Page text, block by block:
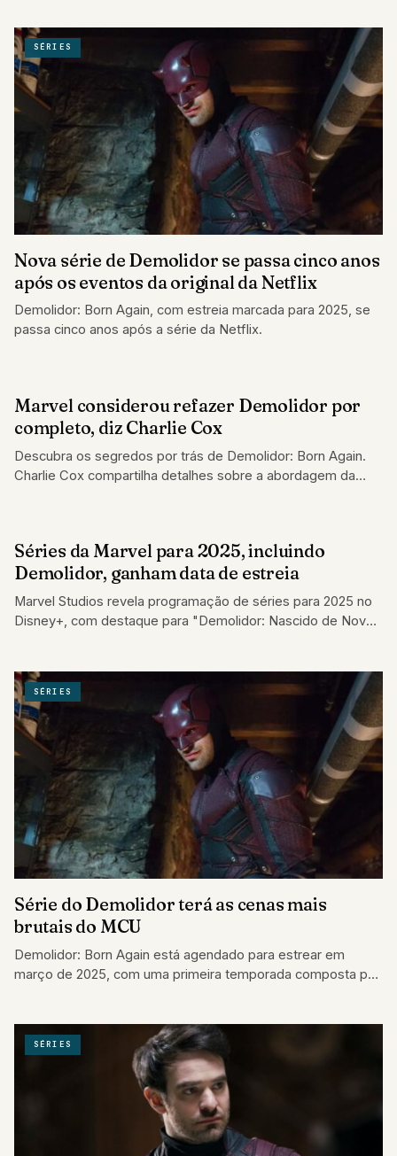
SÉRIES
Nova série de Demolidor se passa cinco anos
após os eventos da original da Netflix
Demolidor: Born Again, com estreia marcada para 2025, se
passa cinco anos após a série da Netflix.
SÉRIES
Marvel considerou refazer Demolidor por
completo, diz Charlie Cox
Descubra os segredos por trás de Demolidor: Born Again.
Charlie Cox compartilha detalhes sobre a abordagem da
SÉRIES
Séries da Marvel para 2025, incluindo
Demolidor, ganham data de estreia
Marvel Studios revela programação de séries para 2025 no
Disney+, com destaque para "Demolidor: Nascido de Novo",
SÉRIES
Série do Demolidor terá as cenas mais
brutais do MCU
Demolidor: Born Again está agendado para estrear em
março de 2025, com uma primeira temporada composta por
SÉRIES